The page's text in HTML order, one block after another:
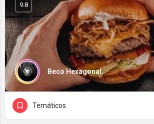
Beco Hexagonal
9.8
Temáticos